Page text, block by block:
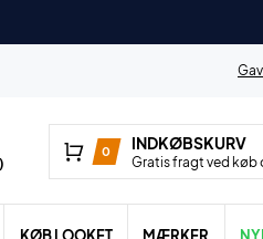
)
0 INDKØBSKURV
Gratis fragt ved køb
KØB LOOKET MÆRKER